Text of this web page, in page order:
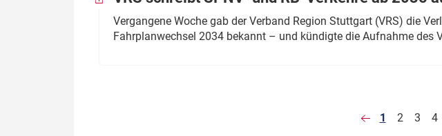
Vergangene Woche gab der Verband Region Stuttgart (VRS) die
Fahrplanwechsel 2034 bekannt – und kündigte die Aufnahme des
1 2 3 4